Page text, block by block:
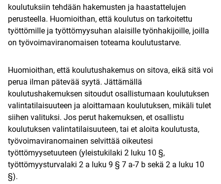
koulutuksiin tehdään hakemusten ja haastattelujen
perusteella. Huomioithan, että koulutus on tarkoitettu
työttömille ja työttömyysuhan alaisille työnhakijoille, joilla
on työvoimaviranomaisen toteama koulutustarve.
Huomioithan, että koulutushakemus on sitova, eikä sitä voi
perua ilman pätevää syytä. Jättämällä
koulutushakemuksen sitoudut osallistumaan koulutuksen
valintatilaisuuteen ja aloittamaan koulutuksen, mikäli tulet
siihen valituksi. Jos perut hakemuksen, et osallistu
koulutuksen valintatilaisuuteen, tai et aloita koulutusta,
työvoimaviranomainen selvittää oikeutesi
työttömyysetuuteen (yleistukilaki 2 luku 10 §,
työttömyysturvalaki 2 a luku 9 § 7 a-7 b sekä 2 a luku 10
§).